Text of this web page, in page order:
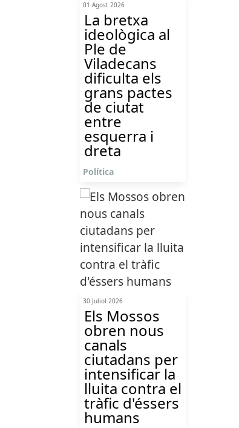
01 Agost 2026
La bretxa
ideològica al
Ple de
Viladecans
dificulta els
grans pactes
de ciutat
entre
esquerra i
dreta
Política
30 Juliol 2026
Els Mossos
obren nous
canals
ciutadans per
intensificar la
lluita contra el
tràfic d'éssers
humans